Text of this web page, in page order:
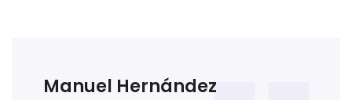
Manuel Hernández